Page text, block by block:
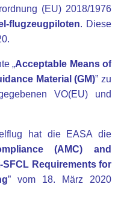
(EU) 2018/1976
flugzeugpiloten. Diese
„Acceptable Means of
Material (GM)” zu
VO(EU) und
hat die EASA die
(AMC) and
SFCL Requirements for
” vom 18. März 2020